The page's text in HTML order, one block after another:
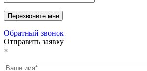
Обратный звонок
Отправить заявку
×